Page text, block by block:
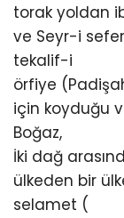
torak yoldan
ve Seyr-i
tekalif-i
örfiye
için koyduğu
Boğaz,
İki dağ
ülkeden bir
selamet (